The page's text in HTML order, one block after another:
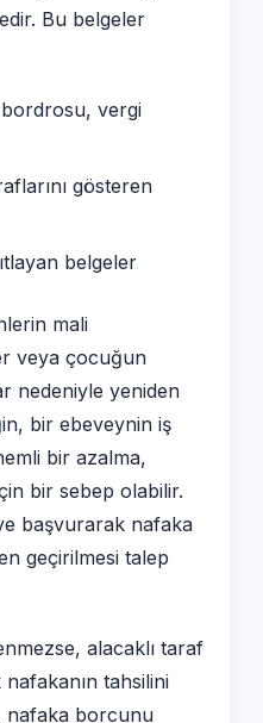
Bu belgeler
vergi
gösteren
belgeler
mali
veya çocuğun
nedeniyle yeniden
bir ebeveynin iş
bir azalma,
bir sebep olabilir.
başvurarak nafaka
geçirilmesi talep
alacaklı taraf
tahsilini
nafaka borcunu